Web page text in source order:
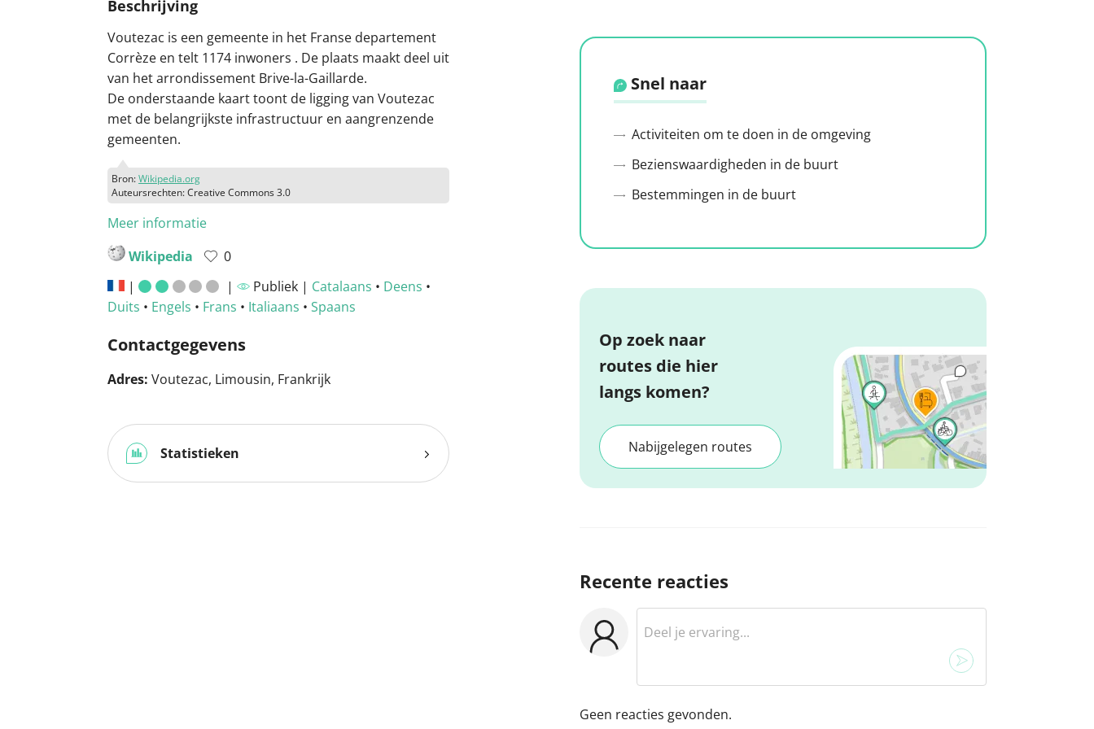
Beschrijving
Voutezac is een gemeente in het Franse departement
Corrèze en telt 1174 inwoners . De plaats maakt deel uit
van het arrondissement Brive-la-Gaillarde.
De onderstaande kaart toont de ligging van Voutezac
met de belangrijkste infrastructuur en aangrenzende
gemeenten.
Bron:Wikipedia.org
Auteursrechten: Creative Commons 3.0
Meer informatie
Wikipedia
0
|
| Publiek | Catalaans • Deens •
Duits • Engels • Frans • Italiaans • Spaans
Contactgegevens
Adres: Voutezac, Limousin, Frankrijk
Statistieken
Snel naar
Activiteiten om te doen in de omgeving
Bezienswaardigheden in de buurt
Bestemmingen in de buurt
Op zoek naar
routes die hier
langs komen?
Nabijgelegen routes
Recente reacties
Geen reacties gevonden.